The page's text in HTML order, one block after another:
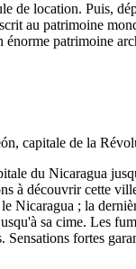
de location. Puis,
au patrimoine
énorme patrimoine
du Nicaragua
à découvrir cette
Nicaragua ; la
sa cime. Les
Sensations fortes